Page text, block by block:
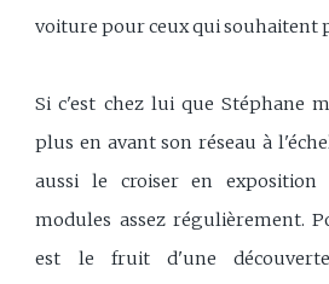
voiture pour ceux qui souhaitent
Si c'est chez lui que Stéphane
plus en avant son réseau à
aussi le croiser en
modules assez régulièrement.
est le fruit d'une